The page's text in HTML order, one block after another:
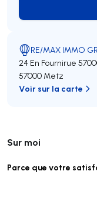
Sur moi
Parce que votre
RE/MAX IMMO
24 En Fournirue
57000 Metz
Voir sur la carte